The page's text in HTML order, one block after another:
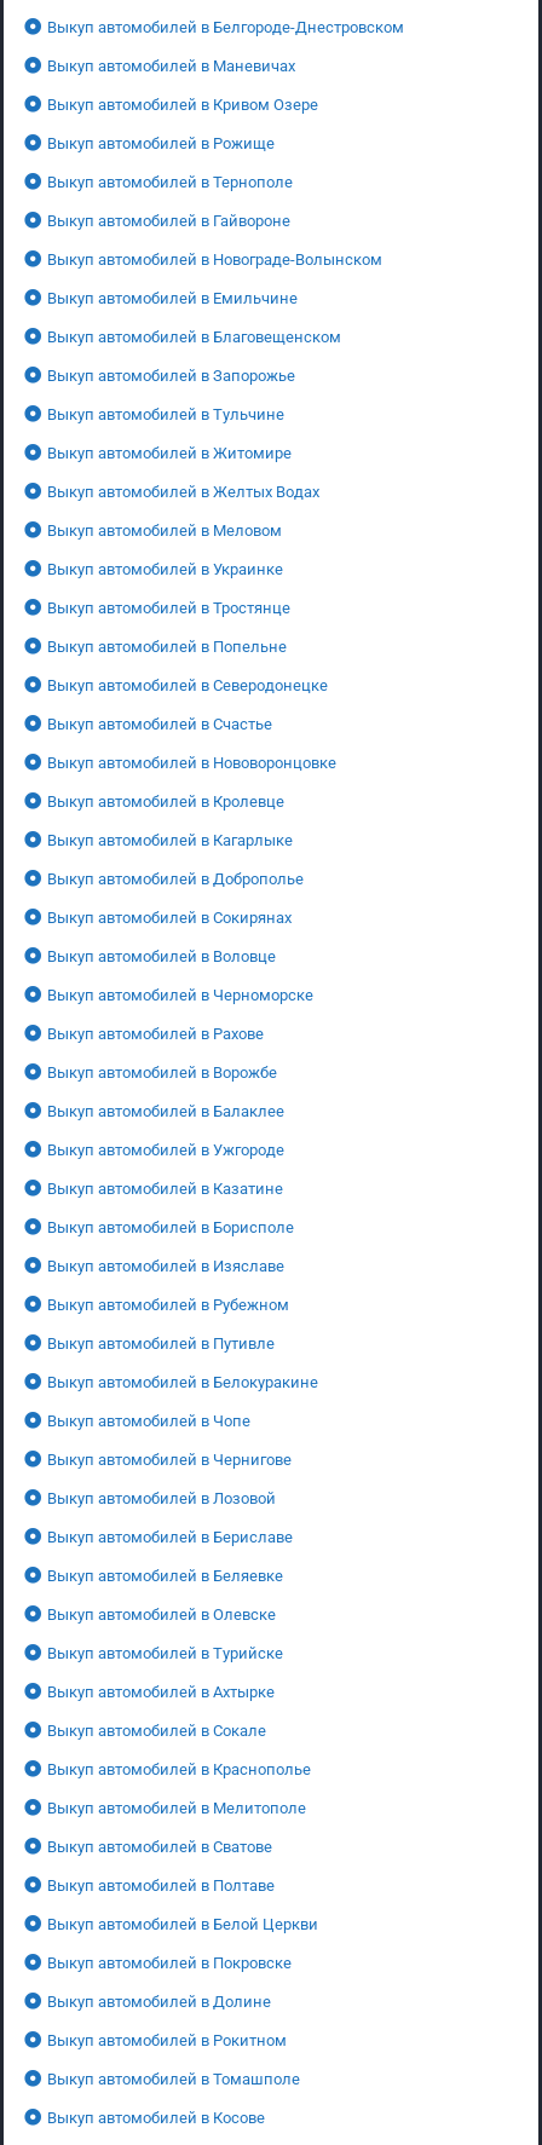
Выкуп автомобилей в Белгороде-Днестровском
Выкуп автомобилей в Маневичах
Выкуп автомобилей в Кривом Озере
Выкуп автомобилей в Рожище
Выкуп автомобилей в Тернополе
Выкуп автомобилей в Гайвороне
Выкуп автомобилей в Новограде-Волынском
Выкуп автомобилей в Емильчине
Выкуп автомобилей в Благовещенском
Выкуп автомобилей в Запорожье
Выкуп автомобилей в Тульчине
Выкуп автомобилей в Житомире
Выкуп автомобилей в Желтых Водах
Выкуп автомобилей в Меловом
Выкуп автомобилей в Украинке
Выкуп автомобилей в Тростянце
Выкуп автомобилей в Попельне
Выкуп автомобилей в Северодонецке
Выкуп автомобилей в Счастье
Выкуп автомобилей в Нововоронцовке
Выкуп автомобилей в Кролевце
Выкуп автомобилей в Кагарлыке
Выкуп автомобилей в Доброполье
Выкуп автомобилей в Сокирянах
Выкуп автомобилей в Воловце
Выкуп автомобилей в Черноморске
Выкуп автомобилей в Рахове
Выкуп автомобилей в Ворожбе
Выкуп автомобилей в Балаклее
Выкуп автомобилей в Ужгороде
Выкуп автомобилей в Казатине
Выкуп автомобилей в Борисполе
Выкуп автомобилей в Изяславе
Выкуп автомобилей в Рубежном
Выкуп автомобилей в Путивле
Выкуп автомобилей в Белокуракине
Выкуп автомобилей в Чопе
Выкуп автомобилей в Чернигове
Выкуп автомобилей в Лозовой
Выкуп автомобилей в Бериславе
Выкуп автомобилей в Беляевке
Выкуп автомобилей в Олевске
Выкуп автомобилей в Турийске
Выкуп автомобилей в Ахтырке
Выкуп автомобилей в Сокале
Выкуп автомобилей в Краснополье
Выкуп автомобилей в Мелитополе
Выкуп автомобилей в Сватове
Выкуп автомобилей в Полтаве
Выкуп автомобилей в Белой Церкви
Выкуп автомобилей в Покровске
Выкуп автомобилей в Долине
Выкуп автомобилей в Рокитном
Выкуп автомобилей в Томашполе
Выкуп автомобилей в Косове